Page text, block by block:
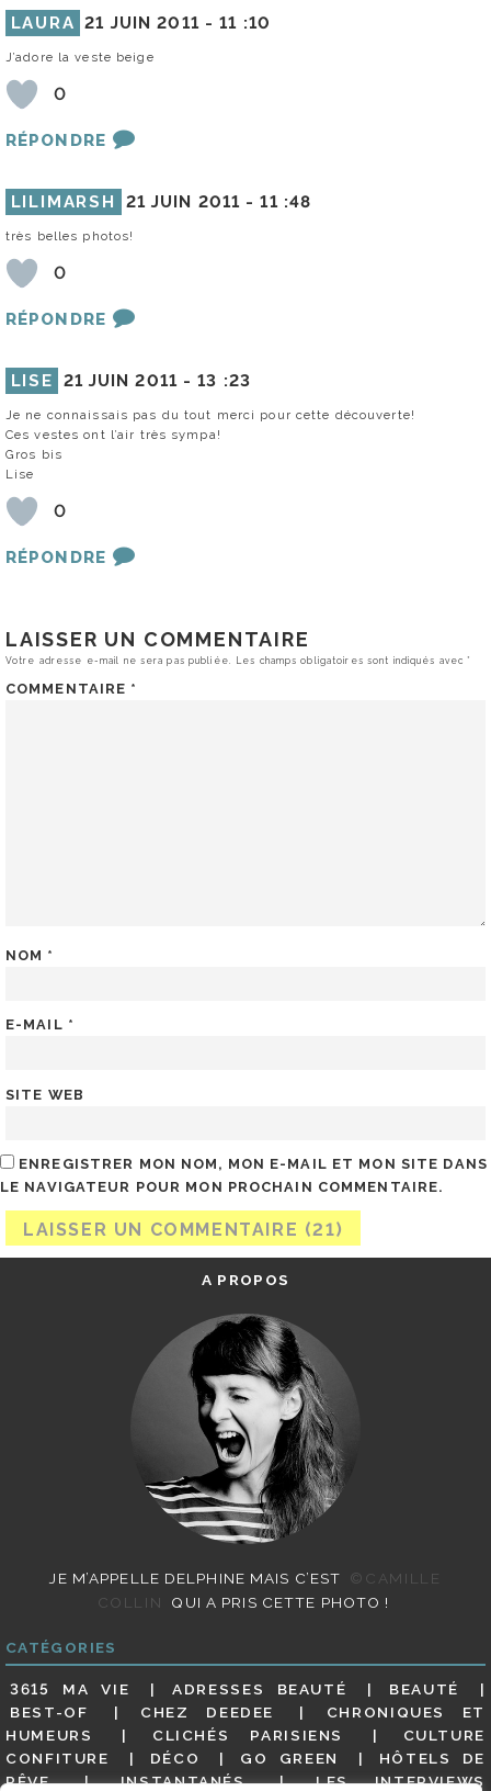
LAURA 21 JUIN 2011 -11 :10
J’adore la veste beige
0
RÉPONDRE
LILIMARSH 21 JUIN 2011 -11 :48
très belles photos!
0
RÉPONDRE
LISE 21 JUIN 2011 -13 :23
Je ne connaissais pas du tout merci pour cette découverte!
Ces vestes ont l’air très sympa!
Gros bis
Lise
0
RÉPONDRE
LAISSER UN COMMENTAIRE
Votre adresse e-mail ne sera pas publiée. Les champs obligatoires sont indiqués avec*
COMMENTAIRE *
NOM *
E-MAIL *
SITE WEB
ENREGISTRER MON NOM, MON E-MAIL ET MON SITE DANS
LE NAVIGATEUR POUR MON PROCHAIN COMMENTAIRE.
A PROPOS
JE M’APPELLE DELPHINE MAIS C’EST
©CAMILLE
COLLIN
QUI A PRIS CETTE PHOTO !
CATÉGORIES
3615 MA VIE ADRESSES BEAUTÉ
BEAUTÉ
BEST-OF
CHEZ DEEDEE
CHRONIQUES ET
HUMEURS
CLICHÉS PARISIENS
CULTURE
CONFITURE
DÉCO GO GREEN
HÔTELS DE
RÊVE
INSTANTANÉS LES INTERVIEWS